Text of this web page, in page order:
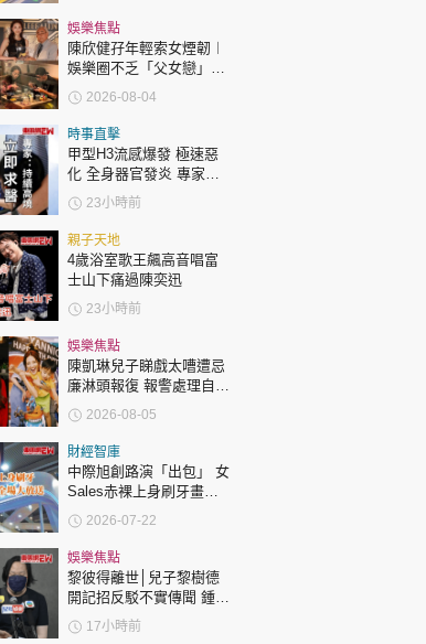
Standard 親子王
All rights reserved.
娛樂焦點
陳欣健孖年輕索女煙韌︱
娛樂圈不乏「父女戀」
「爺孫戀」 年齡差距最大
達51歲 最受矚目有李龍
基謝賢
2026-08-04
時事直擊
甲型H3流感爆發 極速惡
化 全身器官發炎 專家：
持續高燒要立即求醫
23小時前
親子天地
4歲浴室歌王飆高音唱富
士山下痛過陳奕迅
23小時前
娛樂焦點
陳凱琳兒子睇戲太嘈遭忌
廉淋頭報復 報警處理自責
護子不力 歐錦棠陳倩揚齊
表態「媽媽有責任」
2026-08-05
財經智庫
中際旭創路演「出包」 女
Sales赤裸上身刷牙畫面
全場大放送
2026-07-22
娛樂焦點
黎彼得離世│兒子黎樹德
開記招反駁不實傳聞 鍾志
光代好友澄清：冇經濟問
題
17小時前